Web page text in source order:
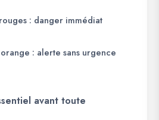
: danger immédiat
: alerte sans urgence
avant toute